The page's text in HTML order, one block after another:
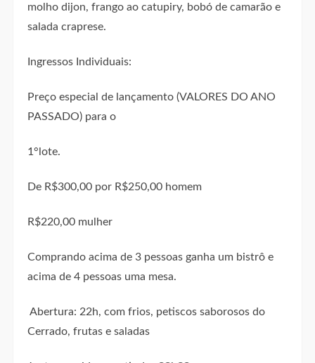
molho dijon, frango ao catupiry, bobó de camarão e
salada craprese.
Ingressos Individuais:
Preço especial de lançamento (VALORES DO ANO
PASSADO) para o
1°lote.
De R$300,00 por R$250,00 homem
R$220,00 mulher
Comprando acima de 3 pessoas ganha um bistrô e
acima de 4 pessoas uma mesa.
Abertura: 22h, com frios, petiscos saborosos do
Cerrado, frutas e saladas